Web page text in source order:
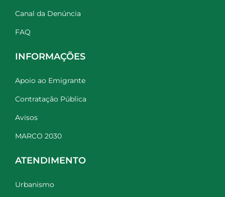
Canal da Denúncia
FAQ
INFORMAÇÕES
Apoio ao Emigrante
Contratação Pública
Avisos
MARCO 2030
ATENDIMENTO
Urbanismo